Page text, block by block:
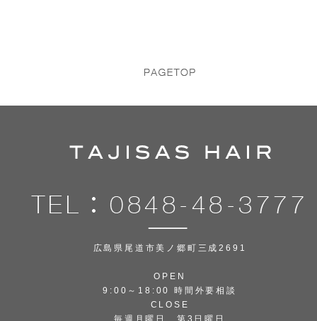
広島県尾道市美ノ郷町三成2691
OPEN
9:00～18:00 時間外要相談
CLOSE
毎週月曜日、第3日曜日